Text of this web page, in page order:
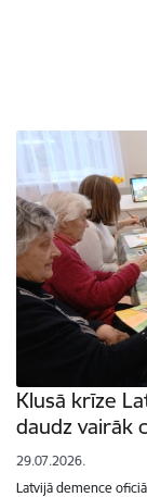
Klusā krīze
daudz vairāk
29.07.2026.
Latvijā demence